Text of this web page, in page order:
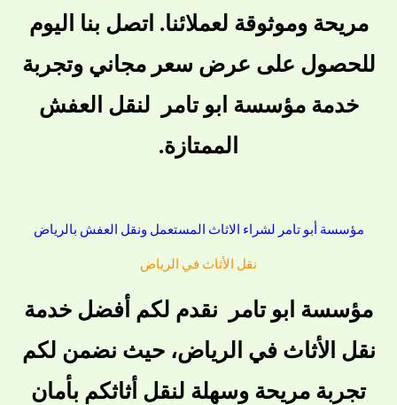
مريحة وموثوقة لعملائنا. اتصل بنا اليوم
للحصول على عرض سعر مجاني وتجربة
خدمة مؤسسة ابو تامر لنقل العفش
الممتازة.
مؤسسة أبو تامر لشراء الاثاث المستعمل ونقل العفش بالرياض
نقل الأثاث في الرياض
مؤسسة ابو تامر نقدم لكم أفضل خدمة
نقل الأثاث في الرياض، حيث نضمن لكم
تجربة مريحة وسهلة لنقل أثاثكم بأمان